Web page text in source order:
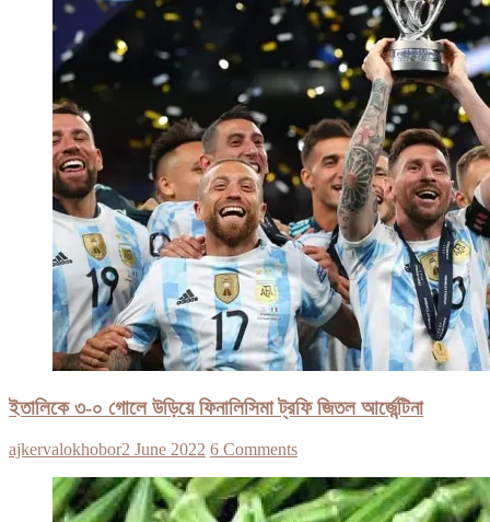
ইতালিকে ৩-০ গোলে উড়িয়ে ফিনালিসিমা ট্রফি জিতল আর্জেন্টিনা
ajkervalokhobor2 June 2022 6 Comments